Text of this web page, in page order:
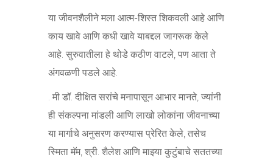
या जीवनशैलीने मला आत्म-शिस्त शिकवली आहे आणि
काय खावे आणि कधी खावे याबद्दल जागरूक केले
आहे. सुरुवातीला हे थोडे कठीण वाटले, पण आता ते
अंगवळणी पडले आहे.
. मी डॉ. दीक्षित सरांचे मनापासून आभार मानते, ज्यांनी
ही संकल्पना मांडली आणि लाखो लोकांना जीवनाच्या
या मार्गाचे अनुसरण करण्यास प्रेरित केले, तसेच
स्मिता मॅम, श्री. शैलेश आणि माझ्या कुटुंबाचे सततच्या